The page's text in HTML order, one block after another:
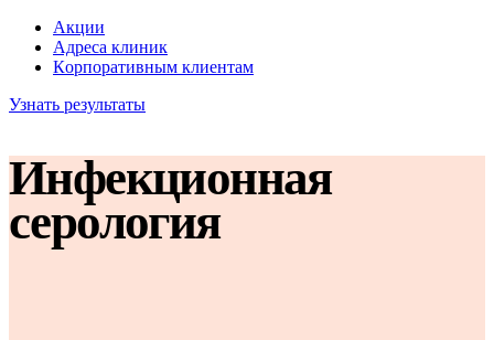
Акции
Адреса клиник
Кoрпоративным клиентам
Узнать результаты
Инфекционная
серология